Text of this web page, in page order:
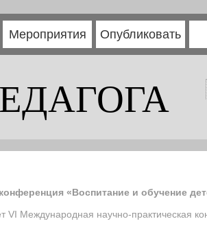
Мероприятия Опубликовать
«Воспитание и обучение
VI Международная научно-практическая